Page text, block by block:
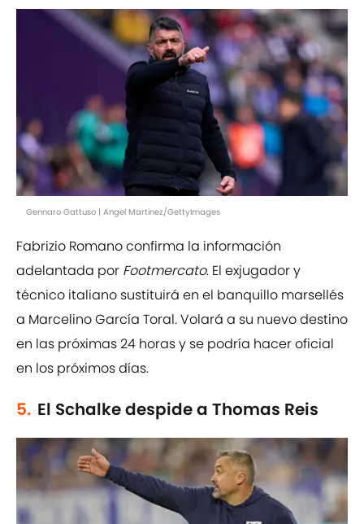
Gennaro Gattuso | Angel Martinez/GettyImages
Fabrizio Romano confirma la información
adelantada por Footmercato. El exjugador y
técnico italiano sustituirá en el banquillo marsellés
a Marcelino García Toral. Volará a su nuevo destino
en las próximas 24 horas y se podría hacer oficial
en los próximos días.
5. El Schalke despide a Thomas Reis